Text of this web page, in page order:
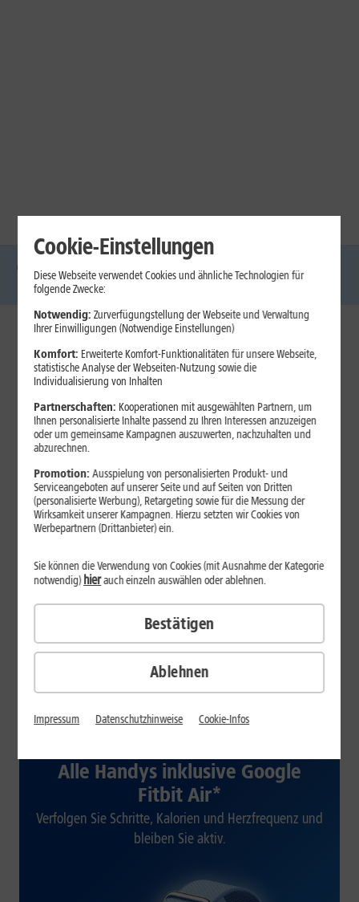
Glasfaser Internet Handys
Mobilfunk-
Laptops
1&1 Internet
Jetzt unterbrechungsfrei ins sehr gute Netz wechseln.
Ohne doppelte Kosten.*
ab 29,99
€/Monat*
Verfügbarkeit prüfen
Alle Handys inklusive Google
Fitbit Air*
Verfolgen Sie Schritte, Kalorien und Herzfrequenz und
bleiben Sie aktiv.
Cookie-Einstellungen
Diese Webseite verwendet Cookies und ähnliche Technologien für
folgende Zwecke:
Notwendig: Zurverfügungstellung der Webseite und Verwaltung
Ihrer Einwilligungen (Notwendige Einstellungen)
Komfort: Erweiterte Komfort-Funktionalitäten für unsere Webseite,
statistische Analyse der Webseiten-Nutzung sowie die
Individualisierung von Inhalten
Partnerschaften: Kooperationen mit ausgewählten Partnern, um
Ihnen personalisierte Inhalte passend zu Ihren Interessen anzuzeigen
oder um gemeinsame Kampagnen auszuwerten, nachzuhalten und
abzurechnen.
Promotion:Ausspielung von personalisierten Produkt- und
Serviceangeboten auf unserer Seite und auf Seiten von Dritten
(personalisierte Werbung), Retargeting sowie für die Messung der
Wirksamkeit unserer Kampagnen. Hierzu setzten wir Cookies von
Werbepartnern (Drittanbieter) ein.
Ablehnen
Sie können die Verwendung von Cookies (mit Ausnahme der Kategorie
notwendig)hierauch einzeln auswählen oder ablehnen.
Bestätigen
Impressum Datenschutzhinweise Cookie-Infos